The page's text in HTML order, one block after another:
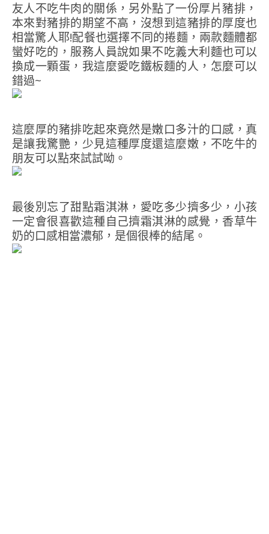
友人不吃牛肉的關係，另外點了一份厚片豬排，
本來對豬排的期望不高，沒想到這豬排的厚度也
相當驚人耶!配餐也選擇不同的捲麵，兩款麵體都
蠻好吃的，服務人員說如果不吃義大利麵也可以
換成一顆蛋，我這麼愛吃鐵板麵的人，怎麼可以
錯過~
這麼厚的豬排吃起來竟然是嫩口多汁的口感，真
是讓我驚艷，少見這種厚度還這麼嫩，不吃牛的
朋友可以點來試試呦。
最後別忘了甜點霜淇淋，愛吃多少擠多少，小孩
一定會很喜歡這種自己擠霜淇淋的感覺，香草牛
奶的口感相當濃郁，是個很棒的結尾。